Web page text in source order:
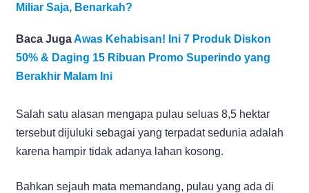
Miliar Saja, Benarkah?
Baca JugaAwas Kehabisan! Ini 7 Produk Diskon
50% & Daging 15 Ribuan Promo Superindo yang
Berakhir Malam Ini
Salah satu alasan mengapa pulau seluas 8,5 hektar
tersebut dijuluki sebagai yang terpadat sedunia adalah
karena hampir tidak adanya lahan kosong.
Bahkan sejauh mata memandang, pulau yang ada di